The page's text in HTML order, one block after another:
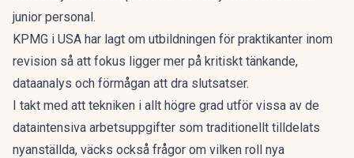
junior personal.
KPMG i USA har lagt om utbildningen för praktikanter inom
revision så att fokus ligger mer på kritiskt tänkande,
dataanalys och förmågan att dra slutsatser.
I takt med att tekniken i allt högre grad utför vissa av de
dataintensiva arbetsuppgifter som traditionellt tilldelats
nyanställda, väcks också frågor om vilken roll nya